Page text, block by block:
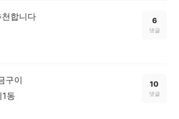
합니다 6
댓글
구이
1동
10
댓글